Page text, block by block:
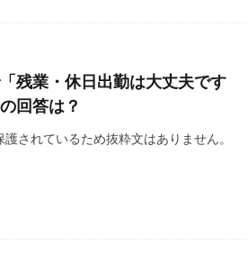
残業・休日出勤は大丈夫です
回答は？
されているため抜粋文はありません。